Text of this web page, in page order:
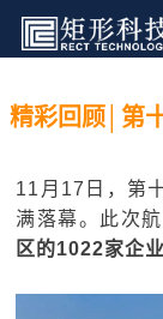
精彩回顾│第
11月17日，第
满落幕。此次
区的1022家企